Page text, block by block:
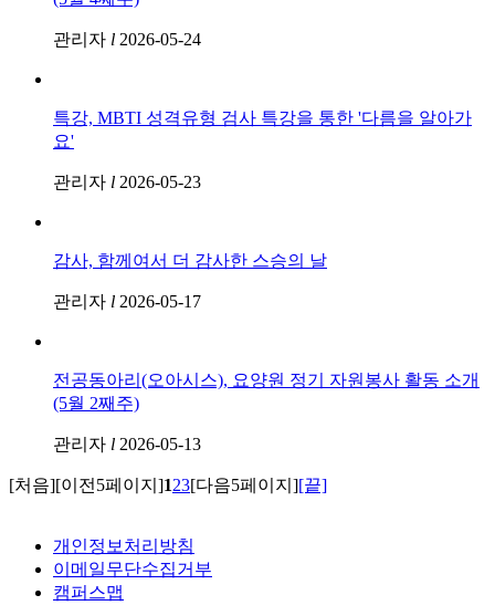
관리자 l 2026-05-24
특강, MBTI 성격유형 검사 특강을 통한 '다름을 알아가
요'
관리자 l 2026-05-23
감사, 함께여서 더 감사한 스승의 날
관리자 l 2026-05-17
전공동아리(오아시스), 요양원 정기 자원봉사 활동 소개
(5월 2째주)
관리자 l 2026-05-13
[처음][이전5페이지]123[다음5페이지][끝]
개인정보처리방침
이메일무단수집거부
캠퍼스맵